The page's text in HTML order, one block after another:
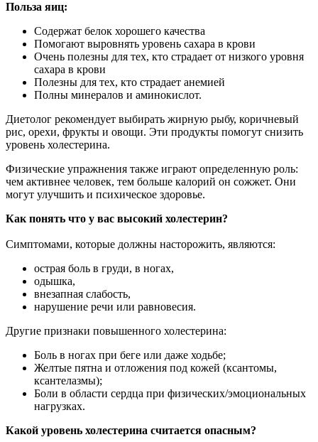
Польза яиц:
Содержат белок хорошего качества
Помогают выровнять уровень сахара в крови
Очень полезны для тех, кто страдает от низкого уровня
сахара в крови
Полезны для тех, кто страдает анемией
Полны минералов и аминокислот.
Диетолог рекомендует выбирать жирную рыбу, коричневый
рис, орехи, фрукты и овощи. Эти продукты помогут снизить
уровень холестерина.
Физические упражнения также играют определенную роль:
чем активнее человек, тем больше калорий он сожжет. Они
могут улучшить и психическое здоровье.
Как понять что у вас высокий холестерин?
Симптомами, которые должны насторожить, являются:
острая боль в груди, в ногах,
одышка,
внезапная слабость,
нарушение речи или равновесия.
Другие признаки повышенного холестерина:
Боль в ногах при беге или даже ходьбе;
Желтые пятна и отложения под кожей (ксантомы,
ксантелазмы);
Боли в области сердца при физических/эмоциональных
нагрузках.
Какой уровень холестерина считается опасным?